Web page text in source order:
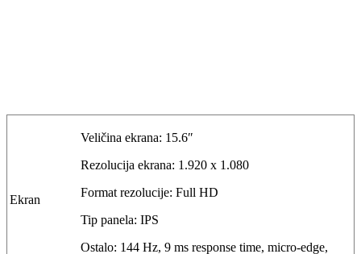
Ekran
Veličina ekrana: 15.6″
Rezolucija ekrana: 1.920 x 1.080
Format rezolucije: Full HD
Tip panela: IPS
Ostalo: 144 Hz, 9 ms response time, micro-edge,